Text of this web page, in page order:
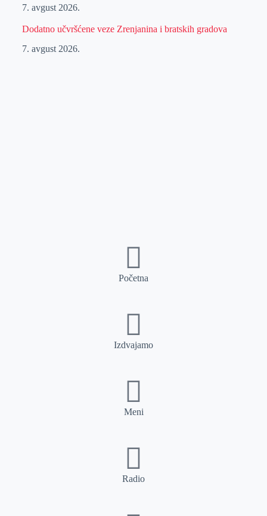
7. avgust 2026.
Dodatno učvršćene veze Zrenjanina i bratskih gradova
7. avgust 2026.
Početna
Izdvajamo
Meni
Radio